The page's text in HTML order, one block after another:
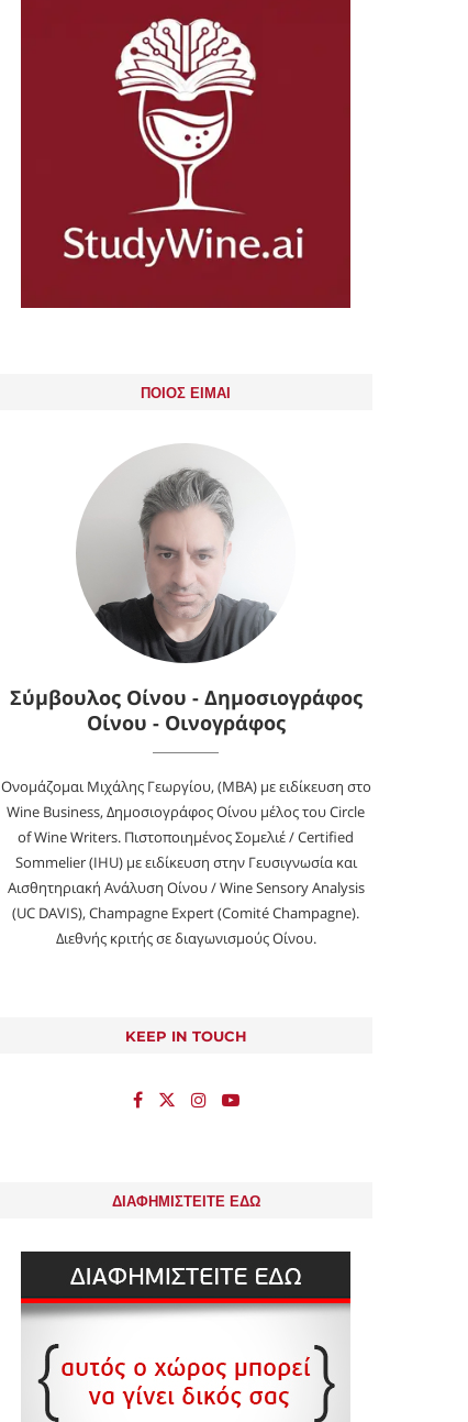
ΠΟΙΟΣ ΕΙΜΑΙ
Σύμβουλος Οίνου - Δημοσιογράφος
Οίνου - Οινογράφος
Ονομάζομαι Μιχάλης Γεωργίου, (MBA) με ειδίκευση στο
Wine Business, Δημοσιογράφος Οίνου μέλος του Circle
of Wine Writers. Πιστοποιημένος Σομελιέ / Certified
Sommelier (IHU) με ειδίκευση στην Γευσιγνωσία και
Αισθητηριακή Ανάλυση Οίνου / Wine Sensory Analysis
(UC DAVIS), Champagne Expert (Comité Champagne).
Διεθνής κριτής σε διαγωνισμούς Οίνου.
KEEP IN TOUCH
ΔΙΑΦΗΜΙΣΤΕΙΤΕ ΕΔΩ